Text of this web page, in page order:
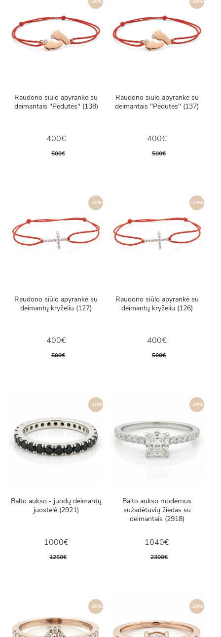
Raudono siūlo apyrankė su
deimantais "Pėdutės" (138)
400€
500€
Raudono siūlo apyrankė su
deimantais "Pėdutės" (137)
400€
500€
-20%
Raudono siūlo apyrankė su
deimantų kryželiu (127)
400€
500€
-20%
Raudono siūlo apyrankė su
deimantų kryželiu (126)
400€
500€
-20%
Balto aukso - juodų deimantų
juostelė (2921)
1000€
1250€
-20%
Balto aukso modernus
sužadėtuvių žiedas su
deimantais (2918)
1840€
2300€
-20% -20%